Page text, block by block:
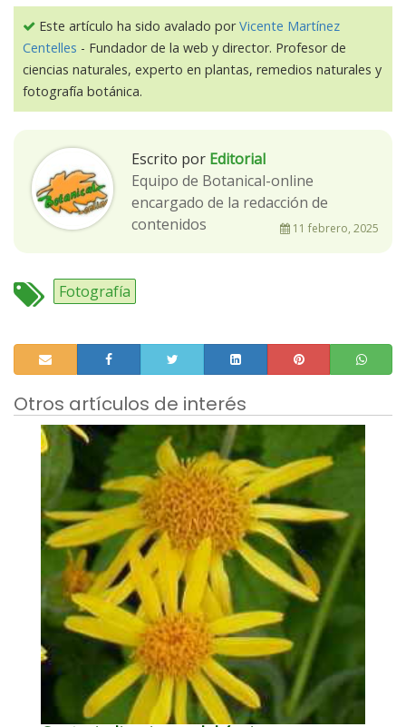
Este artículo ha sido avalado porVicente Martínez
Centelles - Fundador de la web y director. Profesor de
ciencias naturales, experto en plantas, remedios naturales y
fotografía botánica.
Escrito por Editorial
Equipo de Botanical-online
encargado de la redacción de
contenidos
11 febrero, 2025
Fotografía
Otros artículos de interés